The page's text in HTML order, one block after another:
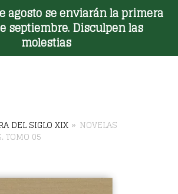
agosto se enviarán la primera
septiembre. Disculpen las
molestias
Toggle Menu
DEL SIGLO XIX » NOVELAS
TOMO 05